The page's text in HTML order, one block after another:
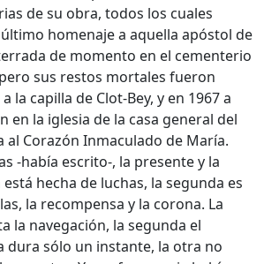
de su obra, todos los cuales
homenaje a aquella apóstol de
de momento en el cementerio
sus restos mortales fueron
la capilla de Clot-Bey, y en 1967 a
en la iglesia de la casa general del
Corazón Inmaculado de María.
-había escrito-, la presente y la
hecha de luchas, la segunda es
la recompensa y la corona. La
la navegación, la segunda el
dura sólo un instante, la otra no